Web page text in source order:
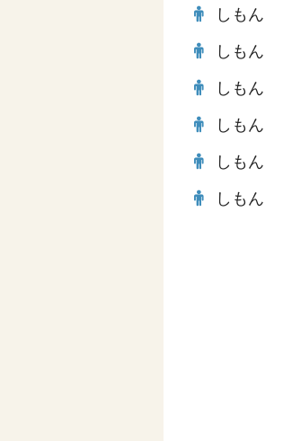
しもん
しもん
しもん
しもん
しもん
しもん